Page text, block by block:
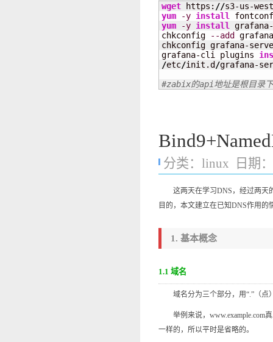
wget https: //s3-us-
yum
-y install
yum
-y install
chkconfig
--add
chkconfig grafana-
grafana-cli plugins
/etc/init.d /grafana-
#zabix的api地址是根目录
分类： linux 日期
这两天在学习DNS，经过两天的
目的，本文建立在已知DNS作用的
1. 基本概念
1.1 域名
域名分为三个部分，用“.”（点
举例来说，www.example.com真
一样的，所以平时是省略的。